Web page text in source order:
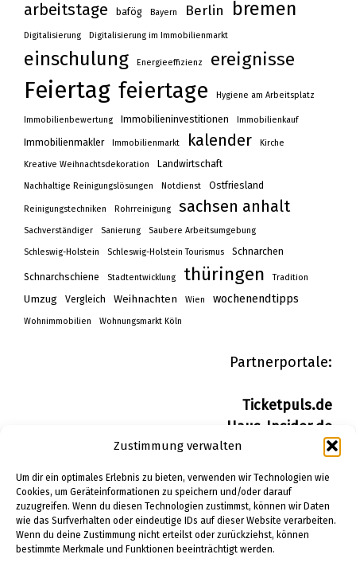
Zustimmung verwalten
Um dir ein optimales Erlebnis zu bieten, verwenden wir Technologien wie
Cookies, um Geräteinformationen zu speichern und/oder darauf
zuzugreifen. Wenn du diesen Technologien zustimmst, können wir Daten
wie das Surfverhalten oder eindeutige IDs auf dieser Website verarbeiten.
Wenn du deine Zustimmung nicht erteilst oder zurückziehst, können
bestimmte Merkmale und Funktionen beeinträchtigt werden.
arbeitstage bafög Bayern Berlin bremen
Digitalisierung Digitalisierung im Immobilienmarkt
einschulung Energieeffizienz ereignisse
Feiertag feiertage Hygiene am Arbeitsplatz
Immobilienbewertung Immobilieninvestitionen Immobilienkauf
Immobilienmakler Immobilienmarkt kalender Kirche
Kreative Weihnachtsdekoration Landwirtschaft
Nachhaltige Reinigungslösungen Notdienst Ostfriesland
Reinigungstechniken Rohrreinigung sachsen anhalt
Sachverständiger Sanierung Saubere Arbeitsumgebung
Schleswig-Holstein Schleswig-Holstein Tourismus Schnarchen
Schnarchschiene Stadtentwicklung thüringen Tradition
Umzug Vergleich Weihnachten Wien wochenendtipps
Wohnimmobilien Wohnungsmarkt Köln
Partnerportale:
Ticketpuls.de
Haus-Insider.de
Wohn-Insider.de
Bau-Insider.de
IMPRESSUM
DATENSCHUTZERKLÄRUNG
PINTEREST